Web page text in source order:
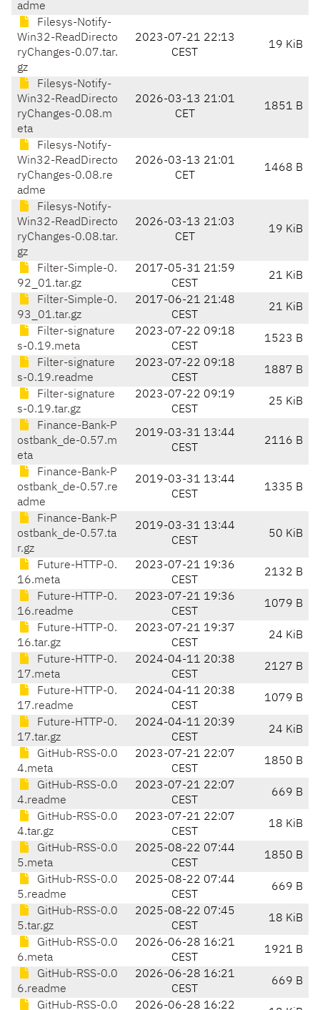
adme
Filesys-Notify-
Win32-ReadDirecto
ryChanges-0.07.tar.
gz
2023-07-21 22:13
CEST
19 KiB
Filesys-Notify-
Win32-ReadDirecto
ryChanges-0.08.m
eta
2026-03-13 21:01
CET
1851 B
Filesys-Notify-
Win32-ReadDirecto
ryChanges-0.08.re
adme
2026-03-13 21:01
CET
1468 B
Filesys-Notify-
Win32-ReadDirecto
ryChanges-0.08.tar.
gz
2026-03-13 21:03
CET
19 KiB
Filter-Simple-0.
92_01.tar.gz
2017-05-31 21:59
CEST
21 KiB
Filter-Simple-0.
93_01.tar.gz
2017-06-21 21:48
CEST
21 KiB
Filter-signature
s-0.19.meta
2023-07-22 09:18
CEST
1523 B
Filter-signature
s-0.19.readme
2023-07-22 09:18
CEST
1887 B
Filter-signature
s-0.19.tar.gz
2023-07-22 09:19
CEST
25 KiB
Finance-Bank-P
ostbank_de-0.57.m
eta
2019-03-31 13:44
CEST
2116 B
Finance-Bank-P
ostbank_de-0.57.re
adme
2019-03-31 13:44
CEST
1335 B
Finance-Bank-P
ostbank_de-0.57.ta
r.gz
2019-03-31 13:44
CEST
50 KiB
Future-HTTP-0.
16.meta
2023-07-21 19:36
CEST
2132 B
Future-HTTP-0.
16.readme
2023-07-21 19:36
CEST
1079 B
Future-HTTP-0.
16.tar.gz
2023-07-21 19:37
CEST
24 KiB
Future-HTTP-0.
17.meta
2024-04-11 20:38
CEST
2127 B
Future-HTTP-0.
17.readme
2024-04-11 20:38
CEST
1079 B
Future-HTTP-0.
17.tar.gz
2024-04-11 20:39
CEST
24 KiB
GitHub-RSS-0.0
4.meta
2023-07-21 22:07
CEST
1850 B
GitHub-RSS-0.0
4.readme
2023-07-21 22:07
CEST
669 B
GitHub-RSS-0.0
4.tar.gz
2023-07-21 22:07
CEST
18 KiB
GitHub-RSS-0.0
5.meta
2025-08-22 07:44
CEST
1850 B
GitHub-RSS-0.0
5.readme
2025-08-22 07:44
CEST
669 B
GitHub-RSS-0.0
5.tar.gz
2025-08-22 07:45
CEST
18 KiB
GitHub-RSS-0.0
6.meta
2026-06-28 16:21
CEST
1921 B
GitHub-RSS-0.0
6.readme
2026-06-28 16:21
CEST
669 B
GitHub-RSS-0.0 2026-06-28 16:22